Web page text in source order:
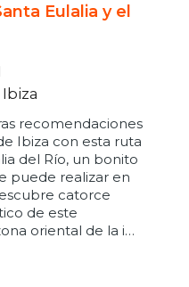
Eulalia y el
recomendaciones
Ibiza con esta ruta
del Río, un bonito
puede realizar en
catorce
de este
oriental de la i…